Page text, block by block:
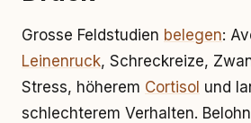
Grosse Feldstudien belegen:
Leinenruck, Schreckreize,
Stress, höherem Cortisol und
schlechterem Verhalten.